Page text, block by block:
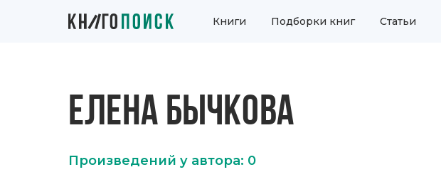
Книги Подборки книг Статьи
ЕЛЕНА БЫЧКОВА
Произведений у автора: 0